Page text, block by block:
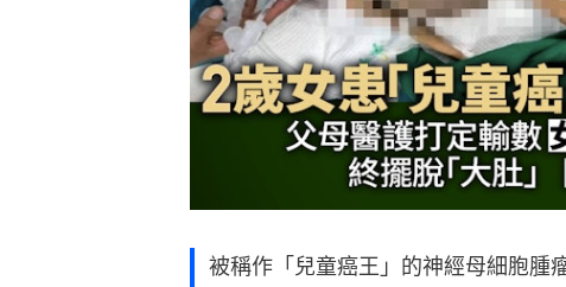
被稱作「兒童癌王」的神經母細胞腫